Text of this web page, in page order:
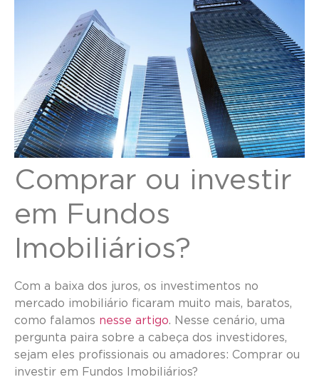
Comprar ou investir
em Fundos
Imobiliários?
Com a baixa dos juros, os investimentos no
mercado imobiliário ficaram muito mais, baratos,
como falamos nesse artigo. Nesse cenário, uma
pergunta paira sobre a cabeça dos investidores,
sejam eles profissionais ou amadores: Comprar ou
investir em Fundos Imobiliários?